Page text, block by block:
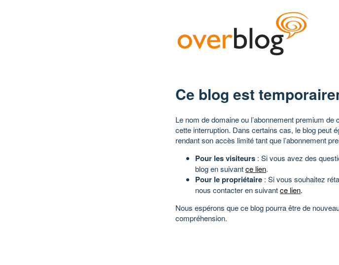
Ce blog est
Le nom de domaine ou l’abonnement premium
cette interruption. Dans certains cas, le blog peut
rendant son accès limité tant que l’abonnement
Pour les visiteurs : Si vous avez des
blog en suivantce lien.
Pour le propriétaire : Si vous souhaitez
nous contacter en suivantce lien.
Nous espérons que ce blog pourra être de
compréhension.